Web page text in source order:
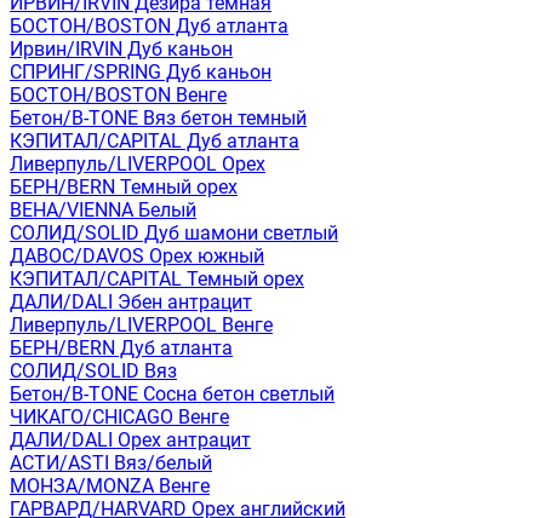
БОСТОН/BOSTON Дуб атланта
Ирвин/IRVIN Дуб каньон
СПРИНГ/SPRING Дуб каньон
БОСТОН/BOSTON Венге
Бетон/B-TONE Вяз бетон темный
КЭПИТАЛ/CAPITAL Дуб атланта
Ливерпуль/LIVERPOOL Орех
БЕРН/BERN Темный орех
ВЕНА/VIENNA Белый
СОЛИД/SOLID Дуб шамони светлый
ДАВОС/DAVOS Орех южный
КЭПИТАЛ/CAPITAL Темный орех
ДАЛИ/DALI Эбен антрацит
Ливерпуль/LIVERPOOL Венге
БЕРН/BERN Дуб атланта
СОЛИД/SOLID Вяз
Бетон/B-TONE Сосна бетон светлый
ЧИКАГО/CHICAGO Венге
ДАЛИ/DALI Орех антрацит
АСТИ/ASTI Вяз/белый
МОНЗА/MONZA Венге
ГАРВАРД/HARVARD Орех английский